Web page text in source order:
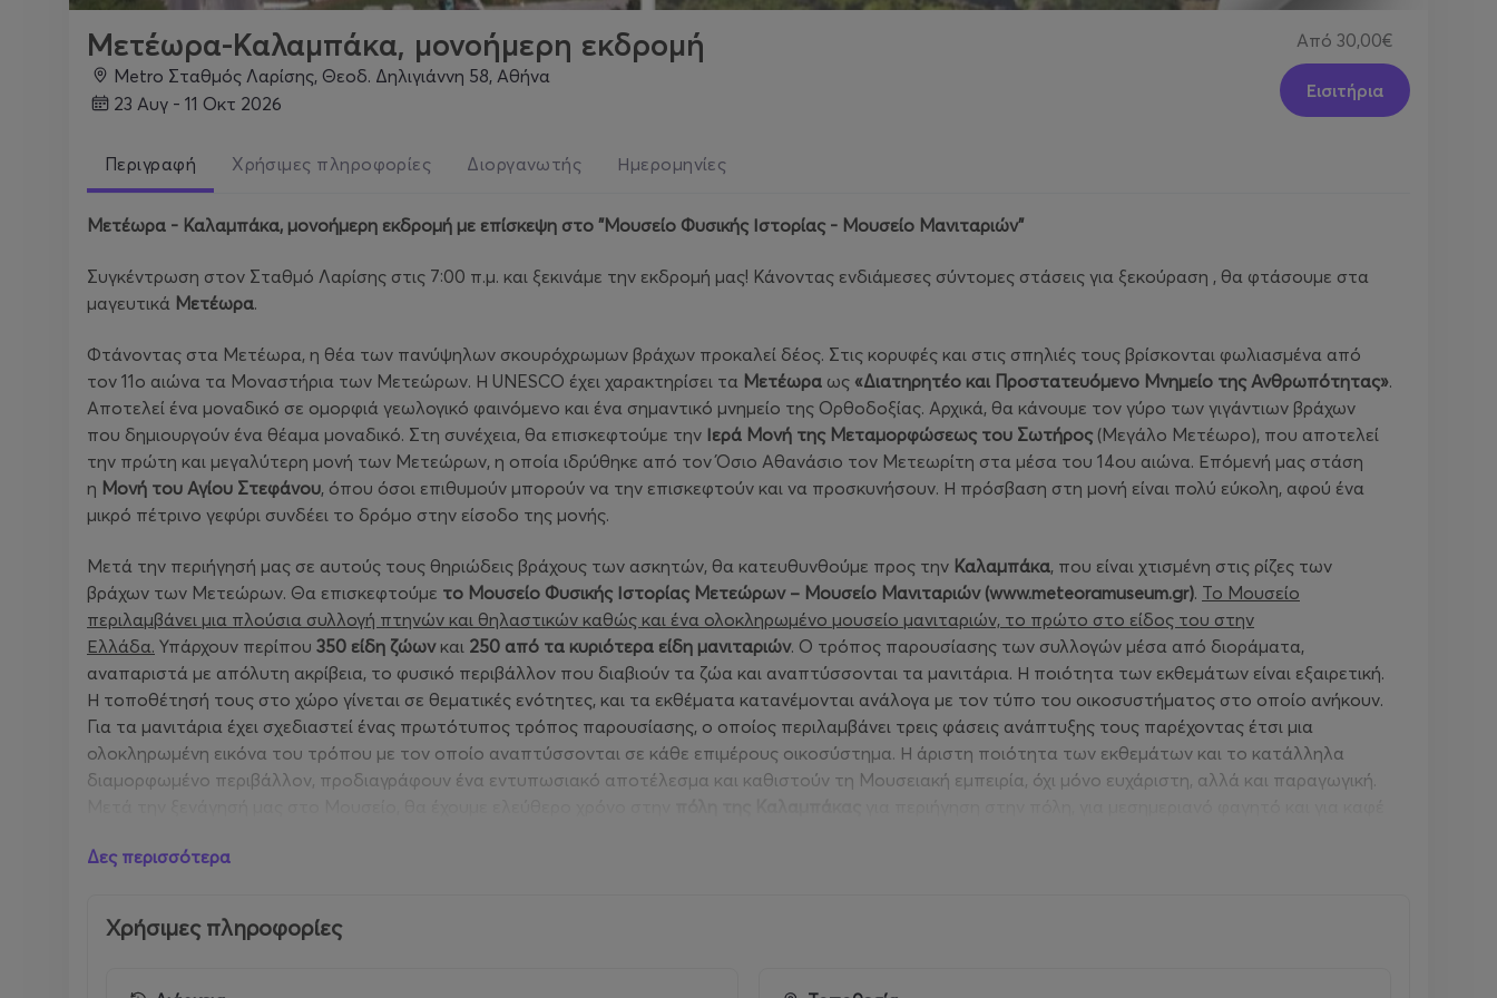
Μετέωρα-Καλαμπάκα, μονοήμερη εκδρομή
Metro Σταθμός Λαρίσης, Θεοδ. Δηλιγιάννη 58, Αθήνα
23 Αυγ - 11 Οκτ 2026
Από 30,00€
Εισιτήρια
Περιγραφή Χρήσιμες πληροφορίες Διοργανωτής Ημερομηνίες
Μετέωρα - Καλαμπάκα, μονοήμερη εκδρομή με επίσκεψη στο "Μουσείο Φυσικής Ιστορίας - Μουσείο Μανιταριών"
Συγκέντρωση στον Σταθμό Λαρίσης στις 7:00 π.μ. και ξεκινάμε την εκδρομή μας! Κάνοντας ενδιάμεσες σύντομες στάσεις για ξεκούραση , θα φτάσουμε στα
μαγευτικά Μετέωρα.
Φτάνοντας στα Μετέωρα, η θέα των πανύψηλων σκουρόχρωμων βράχων προκαλεί δέος. Στις κορυφές και στις σπηλιές τους βρίσκονται φωλιασμένα από
τον 11ο αιώνα τα Μοναστήρια των Μετεώρων. Η UNESCO έχει χαρακτηρίσει τα Μετέωρα ως «Διατηρητέο και Προστατευόμενο Μνημείο της Ανθρωπότητας».
Αποτελεί ένα μοναδικό σε ομορφιά γεωλογικό φαινόμενο και ένα σημαντικό μνημείο της Ορθοδοξίας. Αρχικά, θα κάνουμε τον γύρο των γιγάντιων βράχων
που δημιουργούν ένα θέαμα μοναδικό. Στη συνέχεια, θα επισκεφτούμε την Ιερά Μονή της Μεταμορφώσεως του Σωτήρος (Μεγάλο Μετέωρο), που αποτελεί
την πρώτη και μεγαλύτερη μονή των Μετεώρων, η οποία ιδρύθηκε από τον Όσιο Αθανάσιο τον Μετεωρίτη στα μέσα του 14ου αιώνα. Επόμενή μας στάση
η Μονή του Αγίου Στεφάνου, όπου όσοι επιθυμούν μπορούν να την επισκεφτούν και να προσκυνήσουν. Η πρόσβαση στη μονή είναι πολύ εύκολη, αφού ένα
μικρό πέτρινο γεφύρι συνδέει το δρόμο στην είσοδο της μονής.
Μετά την περιήγησή μας σε αυτούς τους θηριώδεις βράχους των ασκητών, θα κατευθυνθούμε προς την Καλαμπάκα, που είναι χτισμένη στις ρίζες των
βράχων των Μετεώρων. Θα επισκεφτούμε το Μουσείο Φυσικής Ιστορίας Μετεώρων – Μουσείο Μανιταριών (www.meteoramuseum.gr). Το Μουσείο
περιλαμβάνει μια πλούσια συλλογή πτηνών και θηλαστικών καθώς και ένα ολοκληρωμένο μουσείο μανιταριών, το πρώτο στο είδος του στην
Ελλάδα. Υπάρχουν περίπου 350 είδη ζώωνκαι 250 από τα κυριότερα είδη μανιταριών. Ο τρόπος παρουσίασης των συλλογών μέσα από διοράματα,
αναπαριστά με απόλυτη ακρίβεια, το φυσικό περιβάλλον που διαβιούν τα ζώα και αναπτύσσονται τα μανιτάρια. Η ποιότητα των εκθεμάτων είναι εξαιρετική.
Η τοποθέτησή τους στο χώρο γίνεται σε θεματικές ενότητες, και τα εκθέματα κατανέμονται ανάλογα με τον τύπο του οικοσυστήματος στο οποίο ανήκουν.
Για τα μανιτάρια έχει σχεδιαστεί ένας πρωτότυπος τρόπος παρουσίασης, ο οποίος περιλαμβάνει τρεις φάσεις ανάπτυξης τους παρέχοντας έτσι μια
ολοκληρωμένη εικόνα του τρόπου με τον οποίο αναπτύσσονται σε κάθε επιμέρους οικοσύστημα. Η άριστη ποιότητα των εκθεμάτων και το κατάλληλα
διαμορφωμένο περιβάλλον, προδιαγράφουν ένα εντυπωσιακό αποτέλεσμα και καθιστούν τη Μουσειακή εμπειρία, όχι μόνο ευχάριστη, αλλά και παραγωγική.
Περισσότερες πληροφορίες, δείτε
Περισσότερες πληροφορίες, δείτε
Δες περισσότερα
Χρήσιμες πληροφορίες